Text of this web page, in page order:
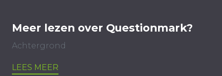
Meer lezen over Questionmark?
Achtergrond
LEES MEER